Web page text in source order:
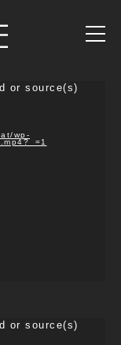
or source(s)
wp-
or source(s)